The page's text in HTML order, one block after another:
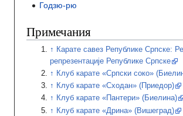
Годзю-рю
Примечания
Карате савез Републике Српске:
репрезентације Републике Српске
Клуб карате «Српски соко»
Клуб карате «Сходан» (Приедор)
Клуб карате «Пантери» (Биелина)
Клуб карате «Дрина» (Вишеград)